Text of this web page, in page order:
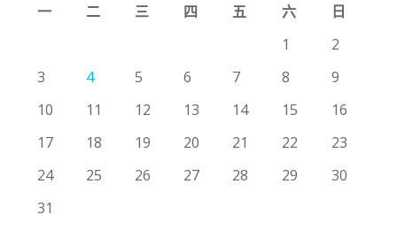
一
二 三 四 五 六
日
1
2
3
4 5 6 7 8
9
10
11 12 13 14 15
16
17
18 19 20 21 22
23
24
25 26 27 28 29
30
31